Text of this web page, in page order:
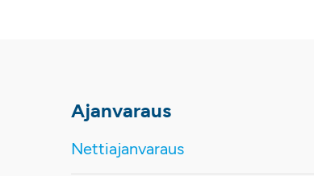
Ajanvaraus
Nettiajanvaraus